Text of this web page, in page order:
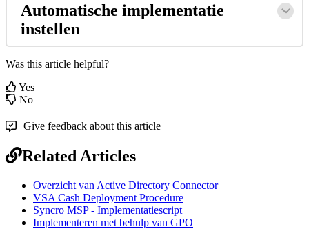
Automatische implementatie
instellen
Was this article helpful?
Yes
No
Give feedback about this article
Related Articles
Overzicht van Active Directory Connector
VSA Cash Deployment Procedure
Syncro MSP - Implementatiescript
Implementeren met behulp van GPO